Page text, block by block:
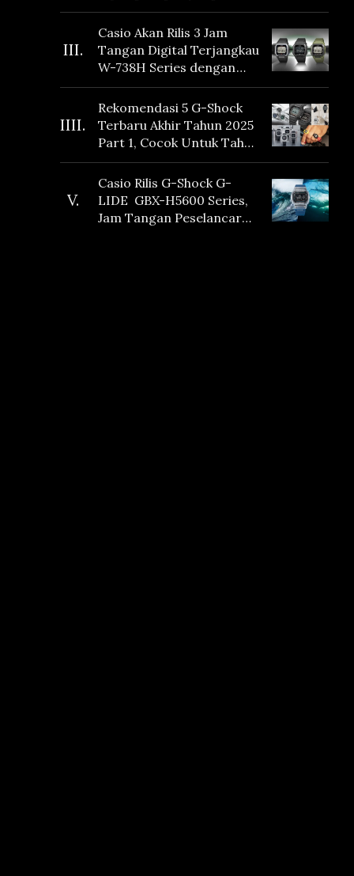
Dikoleksi di 2026
III.
Casio Akan Rilis 3 Jam
Tangan Digital Terjangkau
W-738H Series dengan
Masa Baterai 10 Tahun
dan Fitur Vibration
IIII.
Rekomendasi 5 G-Shock
Terbaru Akhir Tahun 2025
Part 1, Cocok Untuk Tahun
Baru!
V.
Casio Rilis G-Shock G-
LIDE GBX-H5600 Series,
Jam Tangan Peselancar